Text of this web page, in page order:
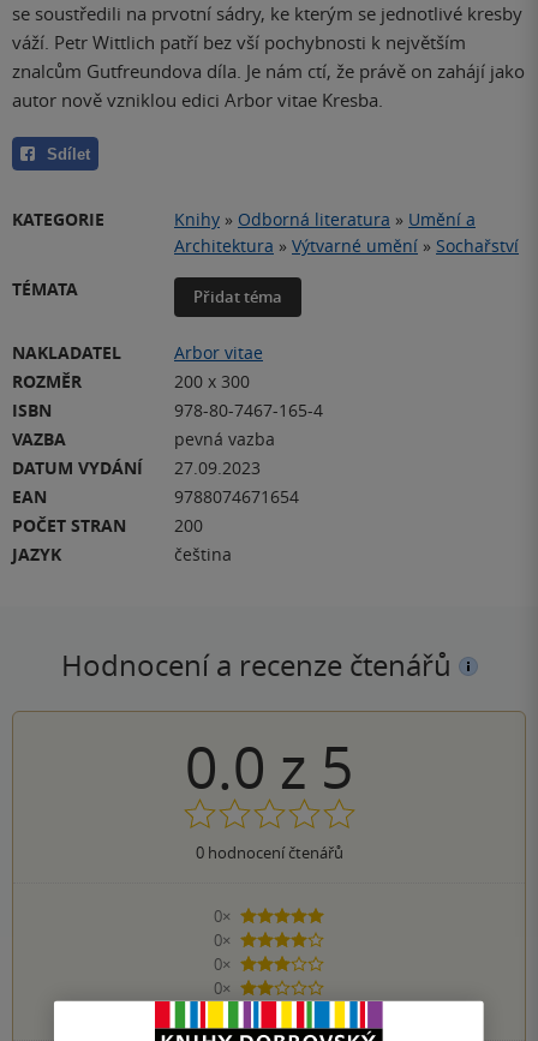
se soustředili na prvotní sádry, ke kterým se jednotlivé kresby
váží. Petr Wittlich patří bez vší pochybnosti k největším
znalcům Gutfreundova díla. Je nám ctí, že právě on zahájí jako
autor nově vzniklou edici Arbor vitae Kresba.
Sdílet
KATEGORIE Knihy » Odborná literatura » Umění a
Architektura » Výtvarné umění » Sochařství
TÉMATA
Přidat téma
NAKLADATEL
Arbor vitae
ROZMĚR
200 x 300
ISBN
978-80-7467-165-4
VAZBA
pevná vazba
DATUM VYDÁNÍ
27.09.2023
EAN
9788074671654
POČET STRAN
200
JAZYK
čeština
Hodnocení a recenze čtenářů
0.0 z 5
0hodnocení čtenářů
0×
5 hvězdiček
0×
4 hvězdičky
0×
3 hvězdičky
0×
2 hvězdičky